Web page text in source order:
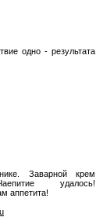
одно - результата
Заварной крем
удалось!
аппетита!